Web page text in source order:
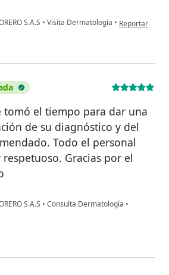
S.A.S • Visita Dermatología • en opinión del
Reportar
tomó el tiempo para dar una
de su diagnóstico y del
Todo el personal
Gracias por el
S.A.S • Consulta Dermatología •